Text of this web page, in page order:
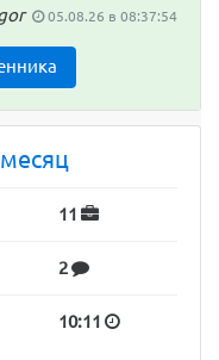
05.08.26 в 08:37:54
месяц
11
2
10:11